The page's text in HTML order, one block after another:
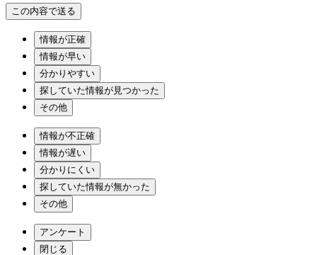
情報が正確
情報が早い
分かりやすい
探していた情報が見つかった
その他
情報が不正確
情報が遅い
分かりにくい
探していた情報が無かった
その他
アンケート
閉じる